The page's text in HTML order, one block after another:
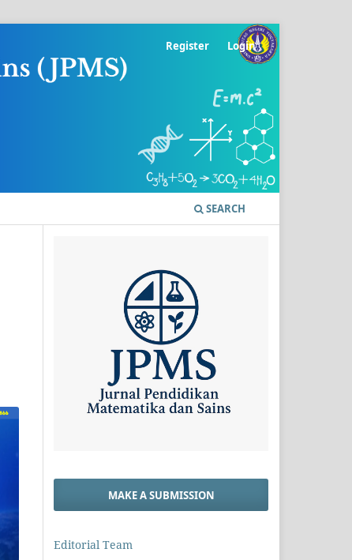
SEARCH
Register Login
MAKE A SUBMISSION
Editorial Team